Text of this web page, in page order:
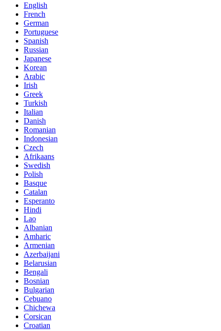
English
French
German
Portuguese
Spanish
Russian
Japanese
Korean
Arabic
Irish
Greek
Turkish
Italian
Danish
Romanian
Indonesian
Czech
Afrikaans
Swedish
Polish
Basque
Catalan
Esperanto
Hindi
Lao
Albanian
Amharic
Armenian
Azerbaijani
Belarusian
Bengali
Bosnian
Bulgarian
Cebuano
Chichewa
Corsican
Croatian